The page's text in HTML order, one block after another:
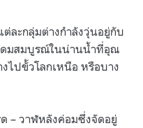
ละกลุ่มต่างกำลังวุ่นอยู่กับ
ดมสมบูรณ์ในน่านน้ำที่อุณ
ไปขั้วโลกเหนือ หรือบาง
– วาฬหลังค่อมซึ่งจัดอยู่